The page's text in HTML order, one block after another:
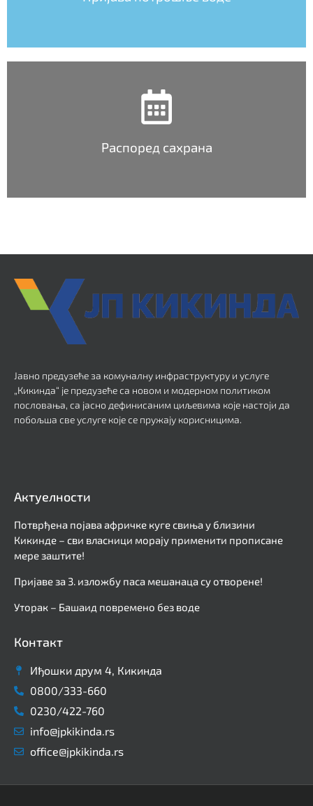
Распоред сахрана
Јавно предузеће за комуналну инфраструктуру и услуге
„Кикинда“ је предузеће са новом и модерном политиком
пословања, са јасно дефинисаним циљевима које настоји да
побољша све услуге које се пружају корисницима.
Актуелности
Потврђена појава афричке куге свиња у близини
Кикинде – сви власници морају применити прописане
мере заштите!
Пријаве за 3. изложбу паса мешанаца су отворене!
Уторак – Башаид повремено без воде
Контакт
Иђошки друм 4, Кикинда
0800/333-660
0230/422-760
info@jpkikinda.rs
office@jpkikinda.rs